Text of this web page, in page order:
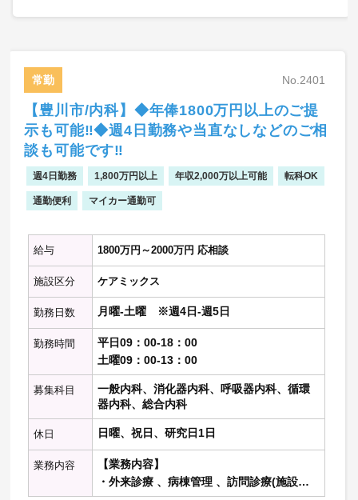
代前半／泌尿器科 30代前半）
【スタッフ】看護師 4名・検査技師 1名・事
務 5名
常勤 No.2401
【豊川市/内科】◆年俸1800万円以上のご提
示も可能‼◆週4日勤務や当直なしなどのご相
談も可能です‼
週4日勤務 1,800万円以上 年収2,000万以上可能 転科OK
通勤便利 マイカー通勤可
給与 1800万円～2000万円 応相談
施設区分 ケアミックス
勤務日数 月曜-土曜 ※週4日-週5日
勤務時間
平日09：00-18：00
土曜09：00-13：00
募集科目
一般内科、消化器内科、呼吸器内科、循環
器内科、総合内科
休日 日曜、祝日、研究日1日
業務内容
【業務内容】
・外来診療 、病棟管理 、訪問診療(施設の
み)、救急対応などをお願いいたします。